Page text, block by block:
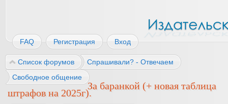
FAQ Регистрация Вход
Список форумов
Спрашивали? - Отвечаем
Свободное общение
За баранкой (+ новая таблица
штрафов на 2025г).